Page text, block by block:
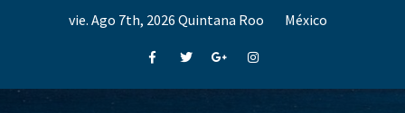
vie. Ago 7th, 2026 Quintana Roo México
FacebookTwitterGoogle+Instagram